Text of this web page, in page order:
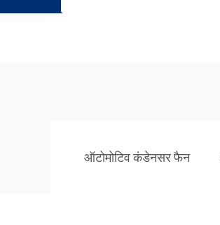
ऑटोमोटिव कंडेनसर फैन